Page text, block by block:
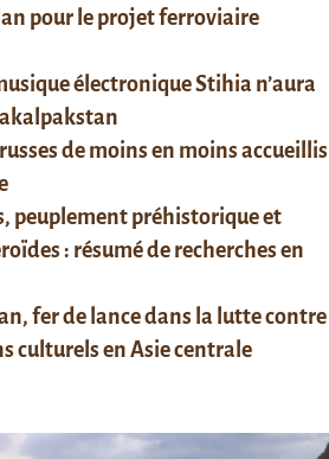
pour le projet ferroviaire
électronique Stihia n’aura
de moins en moins accueillis
peuplement préhistorique et
: résumé de recherches en
fer de lance dans la lutte contre
culturels en Asie centrale